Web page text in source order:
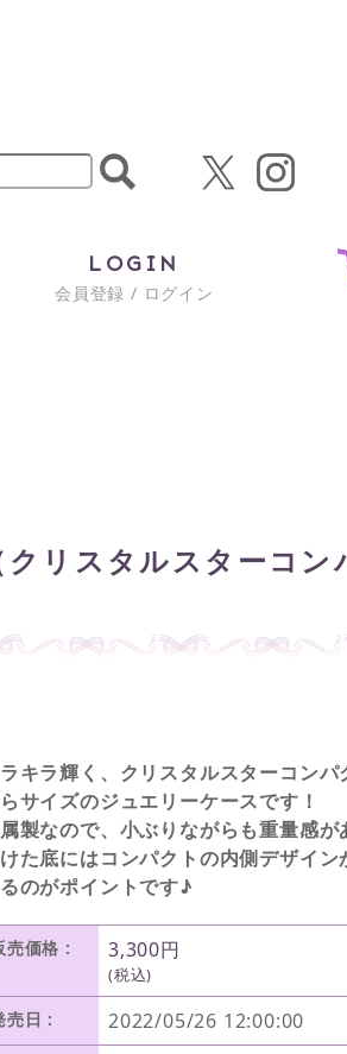
LOGIN
会員登録 / ログイン
リスタルスターコン
キラ輝く、クリスタルスターコンパ
サイズのジュエリーケースです！
製なので、小ぶりながらも重量感が
た底にはコンパクトの内側デザイン
のがポイントです♪
売価格 : 3,300円
(税込)
売日 : 2022/05/26 12:00:00